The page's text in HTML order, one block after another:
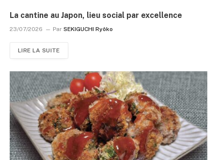
La cantine au Japon, lieu social par excellence
23/07/2026 Par SEKIGUCHI Ryôko
LIRE LA SUITE